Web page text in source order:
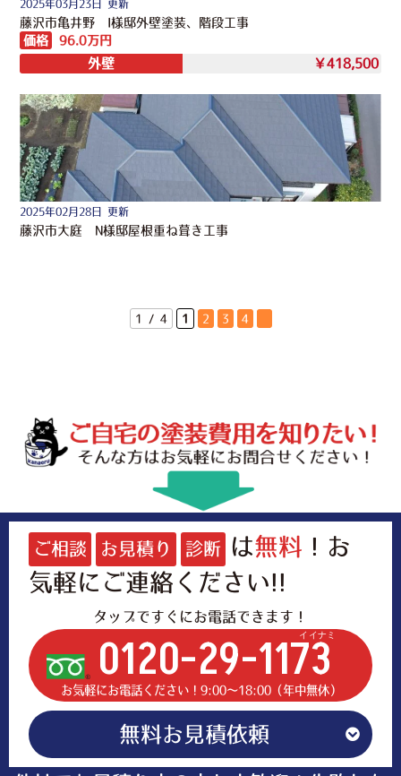
2025年03月23日 更新
藤沢市亀井野 I様邸外壁塗装、階段工事
価格
96.0万円
外壁 ￥418,500
2025年02月28日 更新
藤沢市大庭 N様邸屋根重ね葺き工事
1 / 4 1 2 3 4
ご相談 お見積り 診断 は無料 ！お
気軽にご連絡ください!!
タップですぐにお電話できます！
0120-29-1173
イイナミ
お気軽にお電話ください！9:00〜18:00（年中無休）
無料お見積依頼